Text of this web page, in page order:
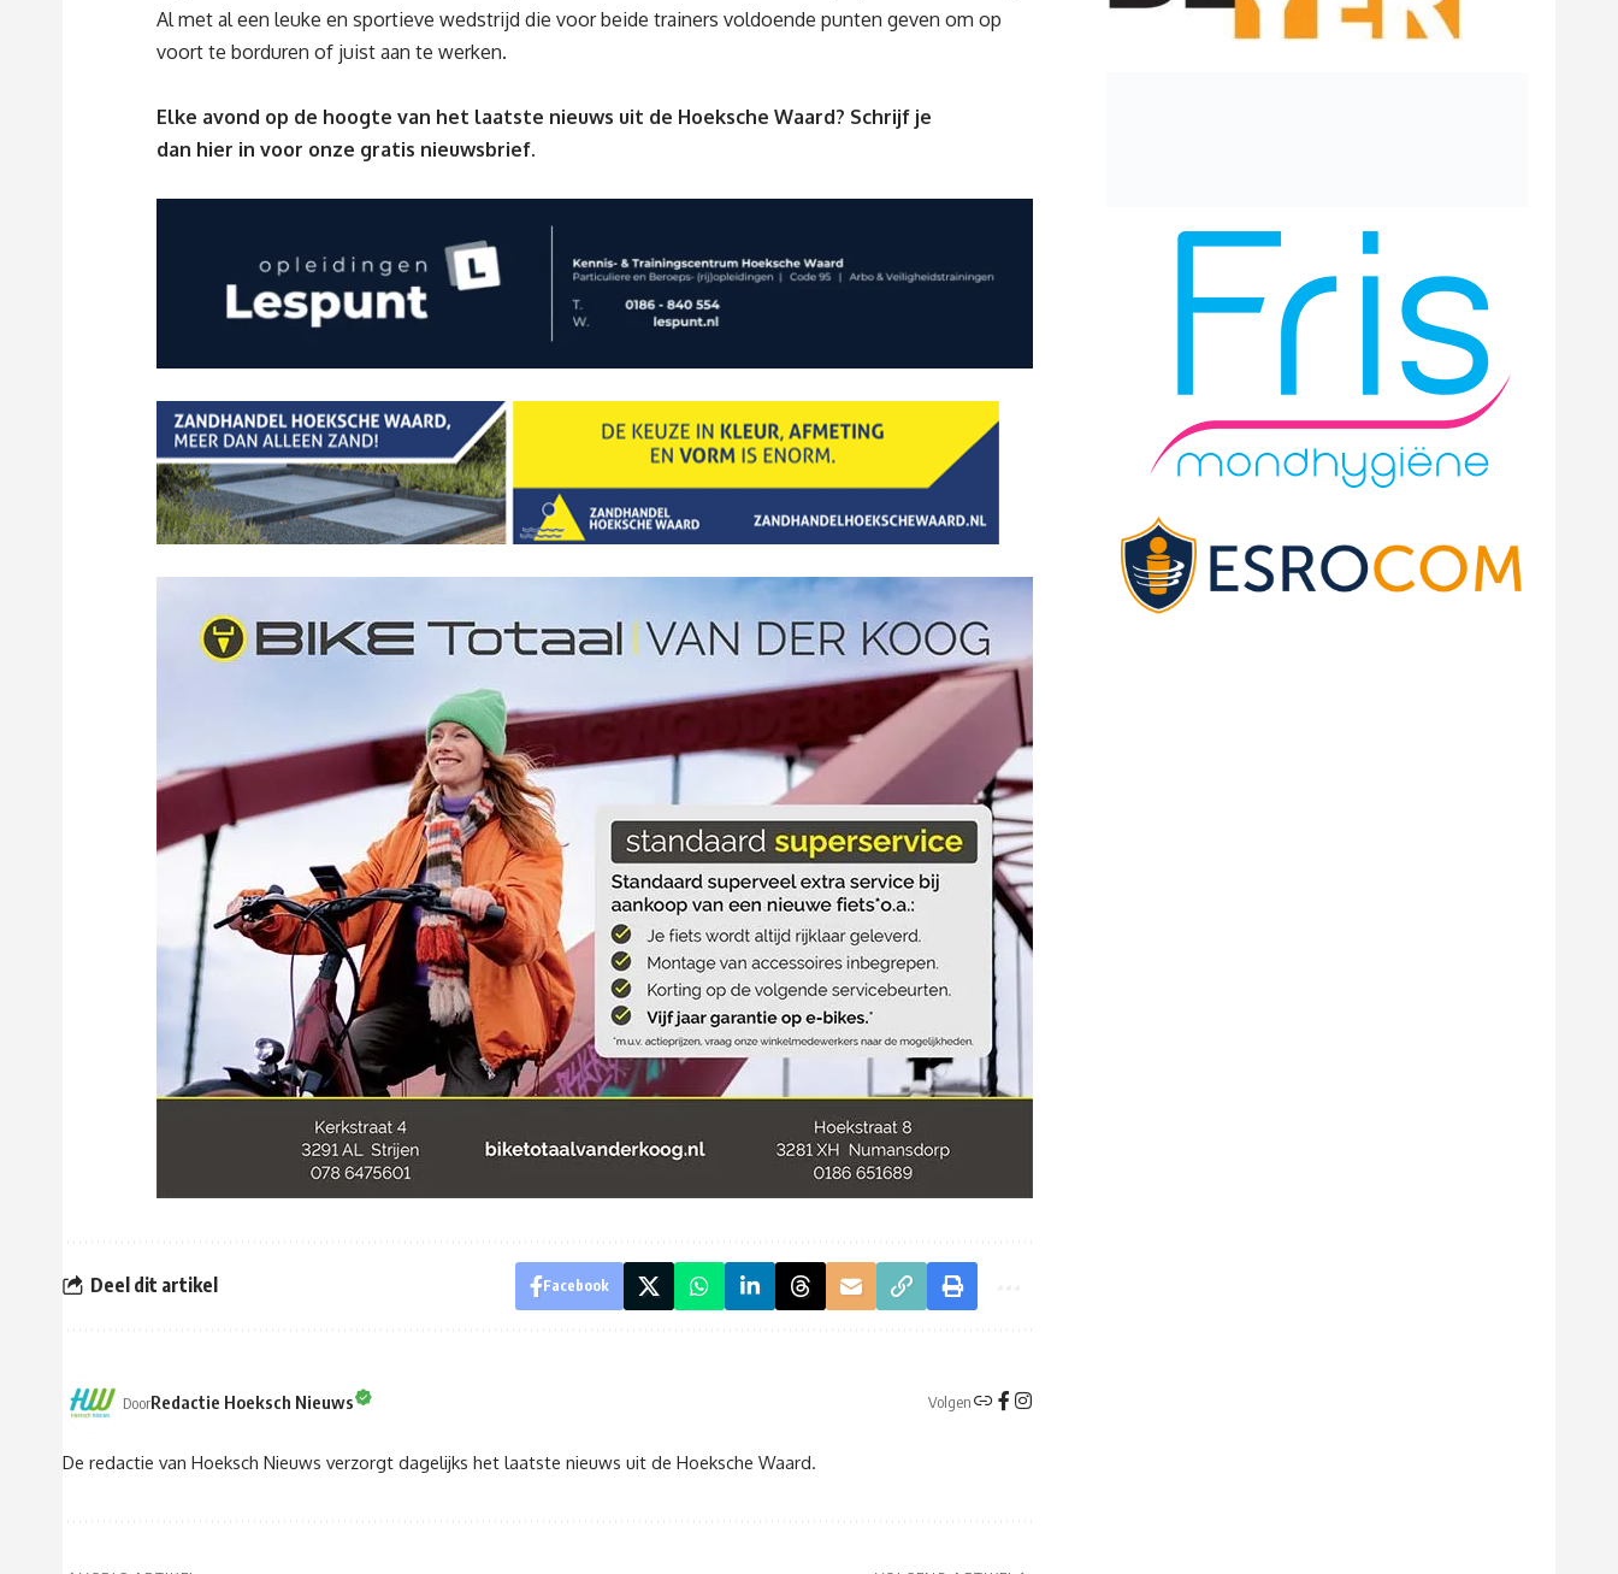
Al met al een leuke en sportieve wedstrijd die voor beide trainers voldoende punten geven om op
voort te borduren of juist aan te werken.
Elke avond op de hoogte van het laatste nieuws uit de Hoeksche Waard? Schrijf je
dan hier in voor onze gratis nieuwsbrief.
Deel dit artikel Facebook
DoorRedactie Hoeksch Nieuws Volgen
De redactie van Hoeksch Nieuws verzorgt dagelijks het laatste nieuws uit de Hoeksche Waard.